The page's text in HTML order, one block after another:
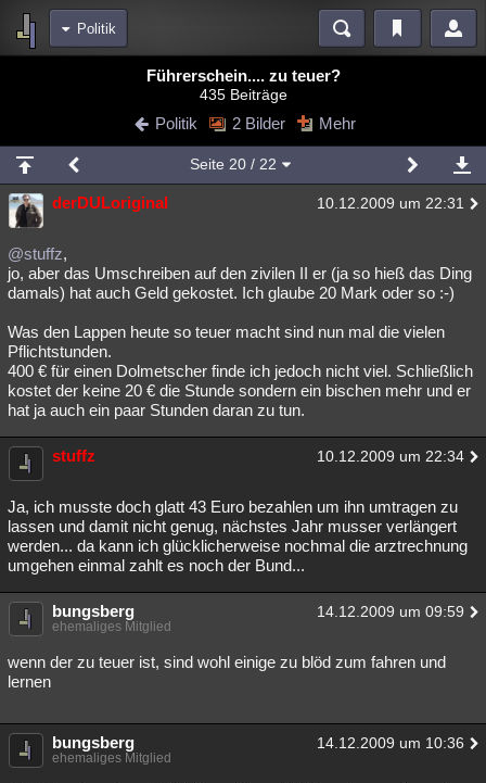
Politik
Blogs Videos
Chat Wiki Neuigkeiten
meine Rubriken
Menschen Wissenschaft Mystery Kriminalfälle
Spiritualität
Natur Umfragen Unterhaltung
weitere Rubriken
Philosophie
Astronomie Helpdesk Gruppen Gaming Filme
Musik
Übersichten
Besucht Teilgenommen Alle Neue Geschlossen
Lesenswert Schlüsselwörter
Führerschein.... zu teuer?
435 Beiträge
Politik 2 Bilder Mehr
Seite 20/ 22
derDULoriginal 10.12.2009 um 22:31
@stuffz,
jo, aber das Umschreiben auf den zivilen II er (ja so hieß das Ding
damals) hat auch Geld gekostet. Ich glaube 20 Mark oder so :-)
Was den Lappen heute so teuer macht sind nun mal die vielen
Pflichtstunden.
400 € für einen Dolmetscher finde ich jedoch nicht viel. Schließlich
kostet der keine 20 € die Stunde sondern ein bischen mehr und er
hat ja auch ein paar Stunden daran zu tun.
stuffz 10.12.2009 um 22:34
Ja, ich musste doch glatt 43 Euro bezahlen um ihn umtragen zu
lassen und damit nicht genug, nächstes Jahr musser verlängert
werden... da kann ich glücklicherweise nochmal die arztrechnung
umgehen einmal zahlt es noch der Bund...
bungsberg 14.12.2009 um 09:59
ehemaliges Mitglied
wenn der zu teuer ist, sind wohl einige zu blöd zum fahren und
lernen
bungsberg 14.12.2009 um 10:36
ehemaliges Mitglied